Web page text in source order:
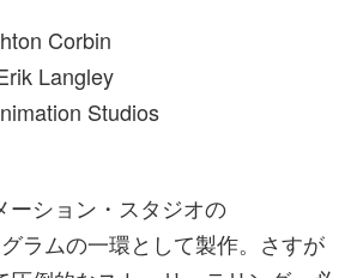
Corbin
Langley
Studios
ーション・スタジオの
ラムの一環として製作。さすが